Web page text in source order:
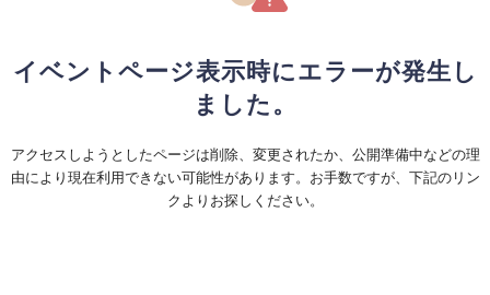
イベントページ表示時にエラーが発生し
ました。
アクセスしようとしたページは削除、変更されたか、公開準備中などの理
由により現在利用できない可能性があります。お手数ですが、下記のリン
クよりお探しください。